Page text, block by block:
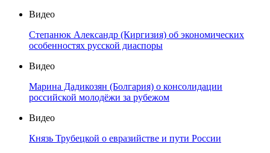
Видео
Степанюк Александр (Киргизия) об экономических
особенностях русской диаспоры
Видео
Марина Дадикозян (Болгария) о консолидации
российской молодёжи за рубежом
Видео
Князь Трубецкой о евразийстве и пути России